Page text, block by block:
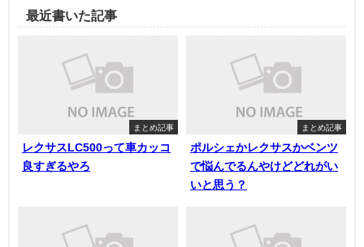
最近書いた記事
まとめ記事
レクサスLC500って車カッコ
良すぎるやろ
まとめ記事
ポルシェかレクサスかベンツ
で悩んでるんやけどどれがい
いと思う？